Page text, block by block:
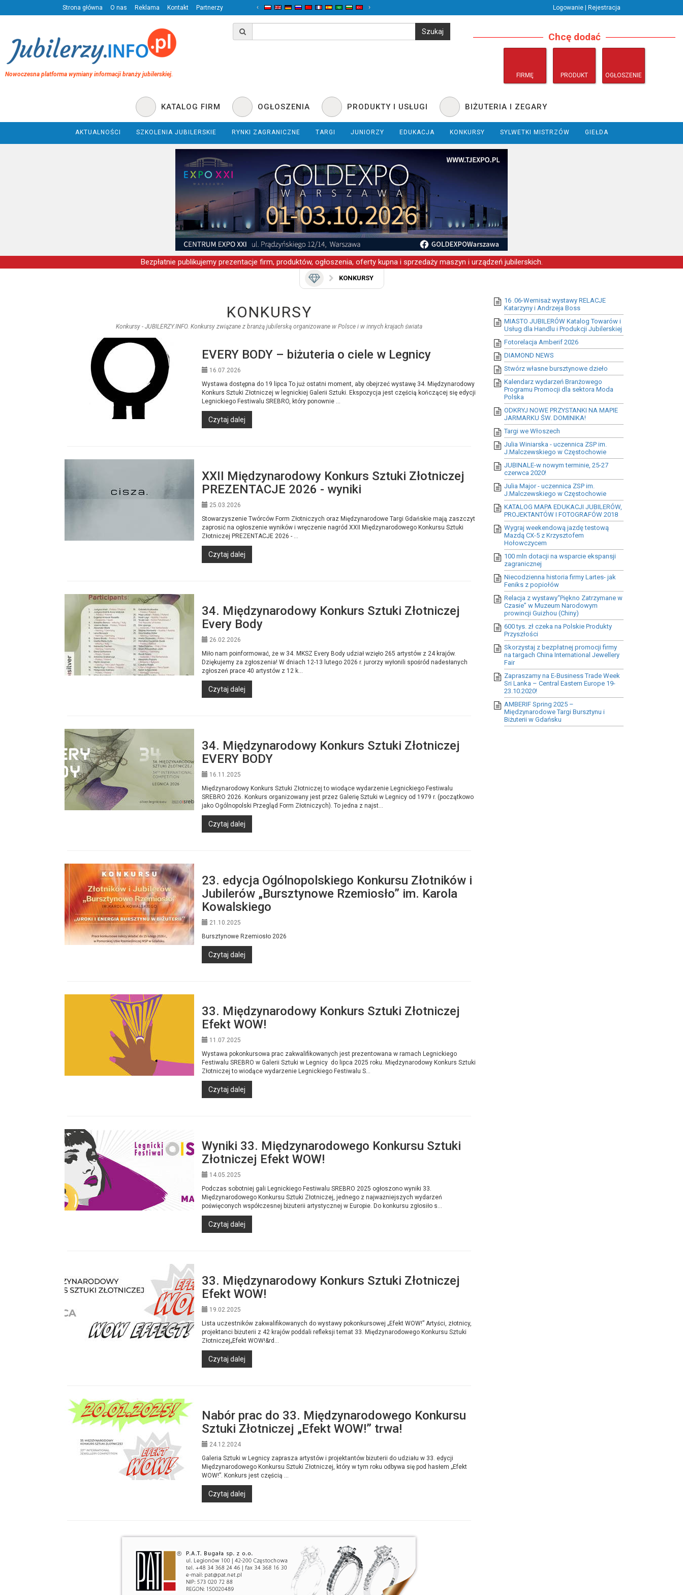
Strona główna O nas Reklama Kontakt Partnerzy ‹ › Logowanie | Rejestracja
Nowoczesna platforma wymiany informacji branży jubilerskiej.
Chcę dodać
FIRMĘ PRODUKT OGŁOSZENIE
KATALOG FIRM OGŁOSZENIA PRODUKTY I USŁUGI BIŻUTERIA I ZEGARY
AKTUALNOŚCI SZKOLENIA JUBILERSKIE RYNKI ZAGRANICZNE TARGI JUNIORZY EDUKACJA KONKURSY SYLWETKI MISTRZÓW GIEŁDA
Bezpłatnie publikujemy prezentacje firm, produktów, ogłoszenia, oferty kupna i sprzedaży maszyn i urządzeń jubilerskich.
KONKURSY
KONKURSY
Konkursy - JUBILERZY.INFO. Konkursy związane z branżą jubilerską organizowane w Polsce i w innych krajach świata
EVERY BODY – biżuteria o ciele w Legnicy
16.07.2026
Wystawa dostępna do 19 lipca To już ostatni moment, aby obejrzeć wystawę 34. Międzynarodowy
Konkurs Sztuki Złotniczej w legnickiej Galerii Sztuki. Ekspozycja jest częścią kończącej się edycji
Legnickiego Festiwalu SREBRO, który ponownie ...
Czytaj dalej
XXII Międzynarodowy Konkurs Sztuki Złotniczej
PREZENTACJE 2026 - wyniki
25.03.2026
Stowarzyszenie Twórców Form Złotniczych oraz Międzynarodowe Targi Gdańskie mają zaszczyt
zaprosić na ogłoszenie wyników i wręczenie nagród XXII Międzynarodowego Konkursu Sztuki
Złotniczej PREZENTACJE 2026 - ...
Czytaj dalej
34. Międzynarodowy Konkurs Sztuki Złotniczej
Every Body
26.02.2026
Miło nam poinformować, że w 34. MKSZ Every Body udział wzięło 265 artystów z 24 krajów.
Dziękujemy za zgłoszenia! W dniach 12-13 lutego 2026 r. jurorzy wyłonili spośród nadesłanych
zgłoszeń prace 40 artystów z 12 k...
Czytaj dalej
34. Międzynarodowy Konkurs Sztuki Złotniczej
EVERY BODY
16.11.2025
Międzynarodowy Konkurs Sztuki Złotniczej to wiodące wydarzenie Legnickiego Festiwalu
SREBRO 2026. Konkurs organizowany jest przez Galerię Sztuki w Legnicy od 1979 r. (początkowo
jako Ogólnopolski Przegląd Form Złotniczych). To jedna z najst...
Czytaj dalej
23. edycja Ogólnopolskiego Konkursu Złotników i
Jubilerów „Bursztynowe Rzemiosło” im. Karola
Kowalskiego
21.10.2025
Bursztynowe Rzemiosło 2026
Czytaj dalej
33. Międzynarodowy Konkurs Sztuki Złotniczej
Efekt WOW!
11.07.2025
Wystawa pokonkursowa prac zakwalifikowanych jest prezentowana w ramach Legnickiego
Festiwalu SREBRO w Galerii Sztuki w Legnicy do lipca 2025 roku. Międzynarodowy Konkurs Sztuki
Złotniczej to wiodące wydarzenie Legnickiego Festiwalu S...
Czytaj dalej
Wyniki 33. Międzynarodowego Konkursu Sztuki
Złotniczej Efekt WOW!
14.05.2025
Podczas sobotniej gali Legnickiego Festiwalu SREBRO 2025 ogłoszono wyniki 33.
Międzynarodowego Konkursu Sztuki Złotniczej, jednego z najważniejszych wydarzeń
poświęconych współczesnej biżuterii artystycznej w Europie. Do konkursu zgłosiło s...
Czytaj dalej
33. Międzynarodowy Konkurs Sztuki Złotniczej
Efekt WOW!
19.02.2025
Lista uczestników zakwalifikowanych do wystawy pokonkursowej „Efekt WOW!” Artyści, złotnicy,
projektanci biżuterii z 42 krajów poddali refleksji temat 33. Międzynarodowego Konkursu Sztuki
Złotniczej„Efekt WOW!&rd...
Czytaj dalej
Nabór prac do 33. Międzynarodowego Konkursu
Sztuki Złotniczej „Efekt WOW!” trwa!
24.12.2024
Galeria Sztuki w Legnicy zaprasza artystów i projektantów biżuterii do udziału w 33. edycji
Międzynarodowego Konkursu Sztuki Złotniczej, który w tym roku odbywa się pod hasłem „Efekt
WOW!”. Konkurs jest częścią ...
Czytaj dalej
16 .06-Wernisaż wystawy RELACJE
Katarzyny i Andrzeja Boss
MIASTO JUBILERÓW Katalog Towarów i
Usług dla Handlu i Produkcji Jubilerskiej
Fotorelacja Amberif 2026
DIAMOND NEWS
Stwórz własne bursztynowe dzieło
Kalendarz wydarzeń Branżowego
Programu Promocji dla sektora Moda
Polska
ODKRYJ NOWE PRZYSTANKI NA MAPIE
JARMARKU ŚW. DOMINIKA!
Targi we Włoszech
Julia Winiarska - uczennica ZSP im.
J.Malczewskiego w Częstochowie
JUBINALE-w nowym terminie, 25-27
czerwca 2020!
Julia Major - uczennica ZSP im.
J.Malczewskiego w Częstochowie
KATALOG MAPA EDUKACJI JUBILERÓW,
PROJEKTANTÓW I FOTOGRAFÓW 2018
Wygraj weekendową jazdę testową
Mazdą CX-5 z Krzysztofem
Hołowczycem
100 mln dotacji na wsparcie ekspansji
zagranicznej
Niecodzienna historia firmy Lartes- jak
Feniks z popiołów
Relacja z wystawy“Piękno Zatrzymane w
Czasie” w Muzeum Narodowym
prowincji Guizhou (Chiny)
600 tys. zł czeka na Polskie Produkty
Przyszłości
Skorzystaj z bezpłatnej promocji firmy
na targach China International Jewellery
Fair
Zapraszamy na E-Business Trade Week
Sri Lanka – Central Eastern Europe 19-
23.10.2020!
AMBERIF Spring 2025 –
Międzynarodowe Targi Bursztynu i
Biżuterii w Gdańsku